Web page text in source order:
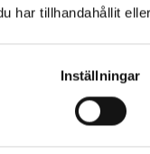
har tillhandahållit
Inställningar